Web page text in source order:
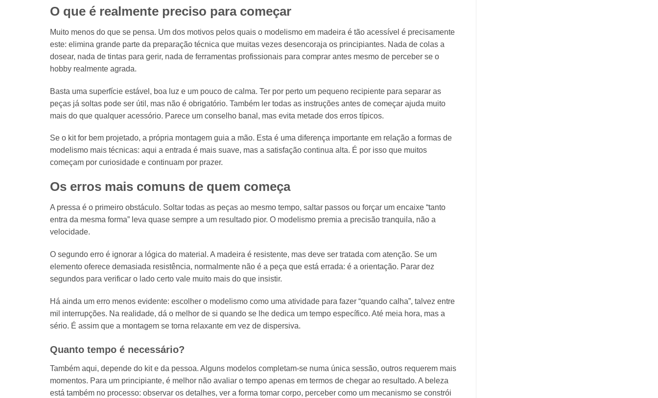
O que é realmente preciso para começar
Muito menos do que se pensa. Um dos motivos pelos quais o modelismo em madeira é tão acessível é precisamente
este: elimina grande parte da preparação técnica que muitas vezes desencoraja os principiantes. Nada de colas a
dosear, nada de tintas para gerir, nada de ferramentas profissionais para comprar antes mesmo de perceber se o
hobby realmente agrada.
Basta uma superfície estável, boa luz e um pouco de calma. Ter por perto um pequeno recipiente para separar as
peças já soltas pode ser útil, mas não é obrigatório. Também ler todas as instruções antes de começar ajuda muito
mais do que qualquer acessório. Parece um conselho banal, mas evita metade dos erros típicos.
Se o kit for bem projetado, a própria montagem guia a mão. Esta é uma diferença importante em relação a formas de
modelismo mais técnicas: aqui a entrada é mais suave, mas a satisfação continua alta. É por isso que muitos
começam por curiosidade e continuam por prazer.
Os erros mais comuns de quem começa
A pressa é o primeiro obstáculo. Soltar todas as peças ao mesmo tempo, saltar passos ou forçar um encaixe “tanto
entra da mesma forma” leva quase sempre a um resultado pior. O modelismo premia a precisão tranquila, não a
velocidade.
O segundo erro é ignorar a lógica do material. A madeira é resistente, mas deve ser tratada com atenção. Se um
elemento oferece demasiada resistência, normalmente não é a peça que está errada: é a orientação. Parar dez
segundos para verificar o lado certo vale muito mais do que insistir.
Há ainda um erro menos evidente: escolher o modelismo como uma atividade para fazer “quando calha”, talvez entre
mil interrupções. Na realidade, dá o melhor de si quando se lhe dedica um tempo específico. Até meia hora, mas a
sério. É assim que a montagem se torna relaxante em vez de dispersiva.
Quanto tempo é necessário?
Também aqui, depende do kit e da pessoa. Alguns modelos completam-se numa única sessão, outros requerem mais
momentos. Para um principiante, é melhor não avaliar o tempo apenas em termos de chegar ao resultado. A beleza
está também no processo: observar os detalhes, ver a forma tomar corpo, perceber como um mecanismo se constrói